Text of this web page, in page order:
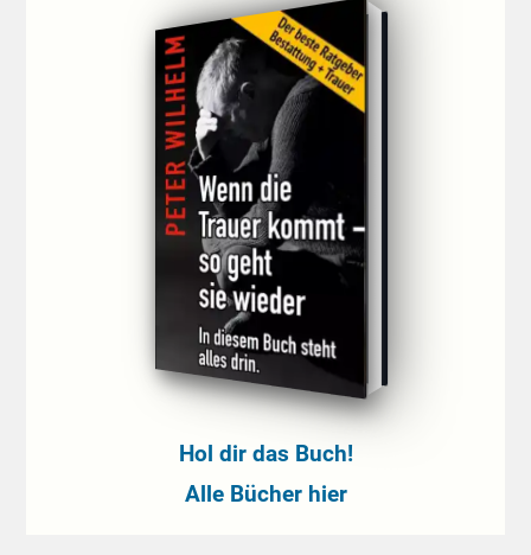
Hol dir das Buch!
Alle Bücher hier